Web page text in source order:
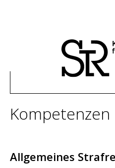
Andreas Baier
Mona Hammerschmidt
Alexander Frhr.
Kompetenzen
Allgemeines